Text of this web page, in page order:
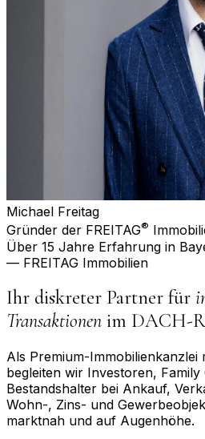
Michael Freitag
Gründer der FREITAG®
Über 15 Jahre Erfahrung in
— FREITAG Immobilien
Ihr diskreter Partner für
Transaktionen im DACH-
Als Premium-Immobilienkanzlei
begleiten wir Investoren,
Bestandshalter bei Ankauf,
Wohn-, Zins- und
marktnah und auf Augenhöhe.